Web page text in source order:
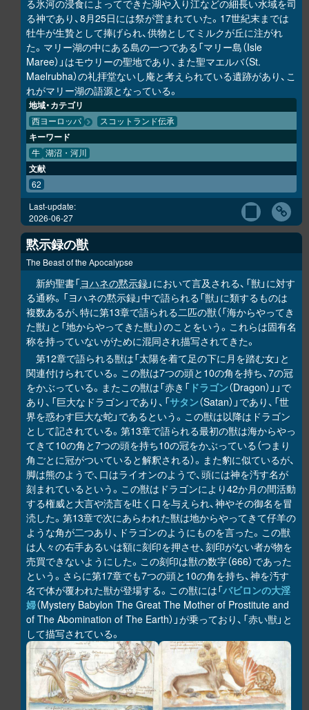
る氷河の浸食によってできた湖や入り江などの細長い水域を司
る神であり、8月25日には祭が営まれていた。17世紀末までは
牡牛が生贄として捧げられ、供物としてミルクが丘に注がれ
た。マリー湖の中にある島の一つである「マリー島（Isle
Maree）」はモウリーの聖地であり、また聖マエルバ（St.
Maelrubha）の礼拝堂ないし庵と考えられている遺跡があり、こ
れがマリー湖の語源となっている。
地域・カテゴリ
西ヨーロッパ スコットランド伝承
キーワード
牛 湖沼・河川
文献
62
Last-update:
2026-06-27
黙示録の獣
The Beast of the Apocalypse
新約聖書「ヨハネの黙示録」において言及される、「獣」に対す
る通称。「ヨハネの黙示録」中で語られる「獣」に類するものは
複数あるが、特に第13章で語られる二匹の獣（「海からやってき
た獣」と「地からやってきた獣」）のことをいう。これらは固有名
称を持っていないがために混同され描写されてきた。
第12章で語られる獣は「太陽を着て足の下に月を踏む女」と
関連付けられている。この獣は7つの頭と10の角を持ち、7の冠
をかぶっている。またこの獣は「赤き「 ドラゴン（Dragon）」」で
あり、「巨大なドラゴン」であり、「サタン（Satan）」であり、「世
界を惑わす巨大な蛇」であるという。この獣は以降はドラゴン
として記されている。第13章で語られる最初の獣は海からやっ
てきて10の角と7つの頭を持ち10の冠をかぶっている（つまり
角ごとに冠がついていると解釈される）。また豹に似ているが、
脚は熊のようで、口はライオンのようで、頭には神を汚す名が
刻まれているという。この獣はドラゴンにより42か月の間活動
する権威と大言や涜言を吐く口を与えられ、神やその御名を冒
涜した。第13章で次にあらわれた獣は地からやってきて仔羊の
ような角が二つあり、ドラゴンのようにものを言った。この獣
は人々の右手あるいは額に刻印を押させ、刻印がない者が物を
売買できないようにした。この刻印は獣の数字（666）であった
という。さらに第17章でも7つの頭と10の角を持ち、神を汚す
名で体が覆われた獣が登場する。この獣には「バビロンの大淫
婦（Mystery Babylon The Great The Mother of Prostitute and
of The Abomination of The Earth）」が乗っており、「赤い獣」と
して描写されている。